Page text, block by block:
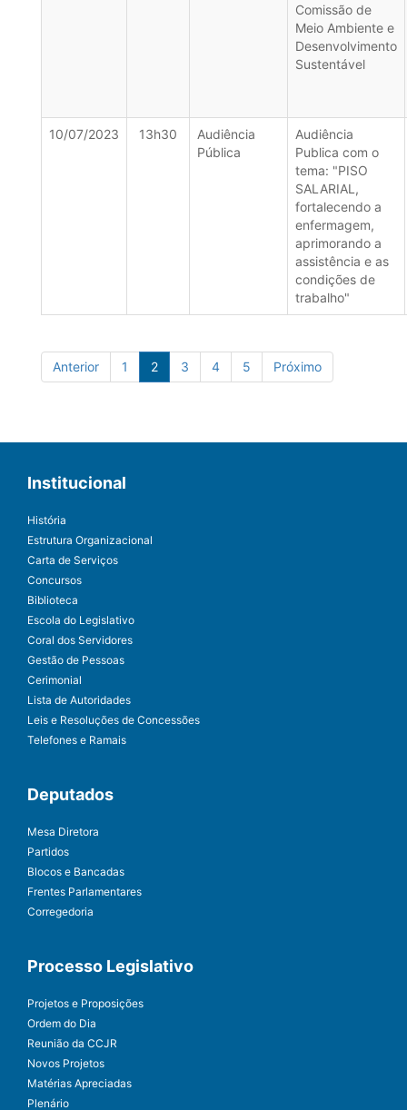
Comissão de
Meio Ambiente e
Desenvolvimento
Sustentável
10/07/2023 13h30
Audiência
Pública
Audiência
Publica com o
tema: "PISO
SALARIAL,
fortalecendo a
enfermagem,
aprimorando a
assistência e as
condições de
trabalho"
Anterior 1 2 3 4 5 Próximo
Institucional
História
Estrutura Organizacional
Carta de Serviços
Concursos
Biblioteca
Escola do Legislativo
Coral dos Servidores
Gestão de Pessoas
Cerimonial
Lista de Autoridades
Leis e Resoluções de Concessões
Telefones e Ramais
Deputados
Mesa Diretora
Partidos
Blocos e Bancadas
Frentes Parlamentares
Corregedoria
Processo Legislativo
Projetos e Proposições
Ordem do Dia
Reunião da CCJR
Novos Projetos
Matérias Apreciadas
Plenário